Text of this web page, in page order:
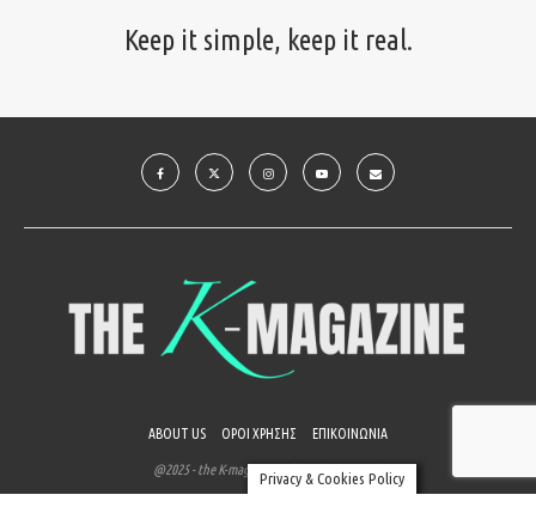
Keep it simple, keep it real.
ABOUT US ΟΡΟΙ ΧΡΗΣΗΣ ΕΠΙΚΟΙΝΩΝΙΑ
@2025 - the K-magazine. All Right Reserved.
Privacy & Cookies Policy